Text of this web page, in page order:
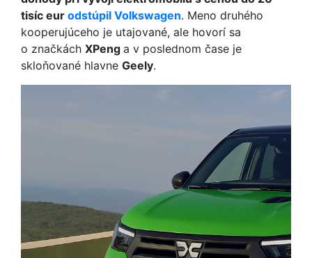
tisíc eur odstúpil Volkswagen. Meno druhého
kooperujúceho je utajované, ale hovorí sa
o značkách XPeng a v poslednom čase je
skloňované hlavne Geely.